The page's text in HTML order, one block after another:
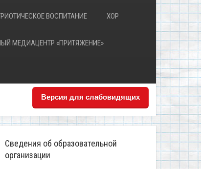
ВОСПИТАНИЕ ХОР
МЕДИАЦЕНТР «ПРИТЯЖЕНИЕ»
Версия для слабовидящих
Сведения об образовательной
организации